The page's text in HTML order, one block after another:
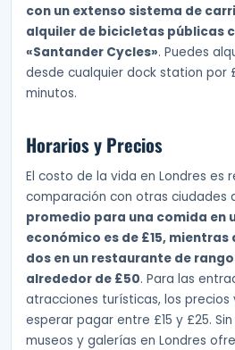
con un extenso sistema de
alquiler de bicicletas públicas
«Santander Cycles». Puedes
desde cualquier dock station por
minutos.
Horarios y Precios
El costo de la vida en Londres es
comparación con otras ciudades
promedio para una comida en
económico es de £15, mientras
dos en un restaurante de
alrededor de £50. Para las
atracciones turísticas, los precios
esperar pagar entre £15 y £25.
museos y galerías en Londres